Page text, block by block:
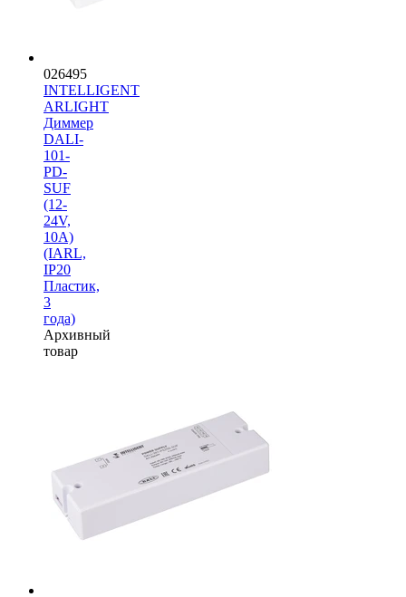
026495
INTELLIGENT
ARLIGHT
Диммер
DALI-
101-
PD-
SUF
(12-
24V,
10A)
(IARL,
IP20
Пластик,
3
года)
Архивный
товар